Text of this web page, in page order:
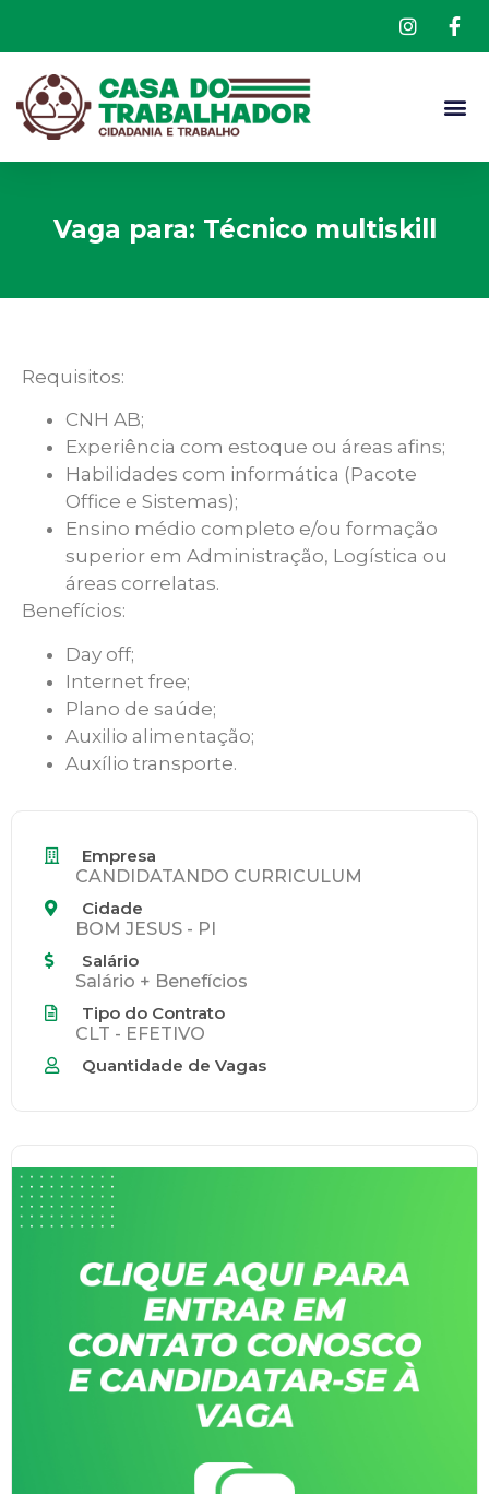
Vaga para: Técnico multiskill
Requisitos:
CNH AB;
Experiência com estoque ou áreas afins;
Habilidades com informática (Pacote
Office e Sistemas);
Ensino médio completo e/ou formação
superior em Administração, Logística ou
áreas correlatas.
Benefícios:
Day off;
Internet free;
Plano de saúde;
Auxilio alimentação;
Auxílio transporte.
Empresa
CANDIDATANDO CURRICULUM
Cidade
BOM JESUS - PI
Salário
Salário + Benefícios
Tipo do Contrato
CLT - EFETIVO
Quantidade de Vagas